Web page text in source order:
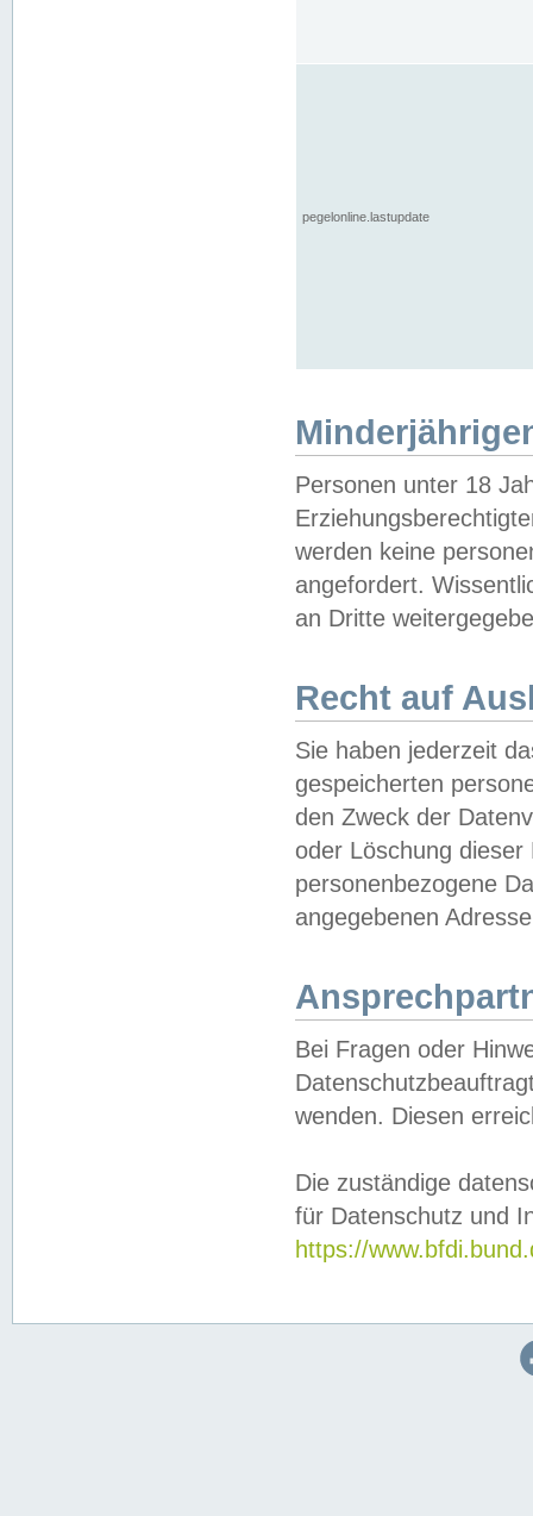
pegelonline.lastupdate
Personen unter 18
werden keine
angefordert.
an Dritte
Recht auf
Sie haben jederzeit
gespeicherten
den Zweck der
oder Löschung
personenbezogene
angegebenen
Bei Fragen oder
wenden. Diesen
Die zuständige
für Datenschutz und
https://